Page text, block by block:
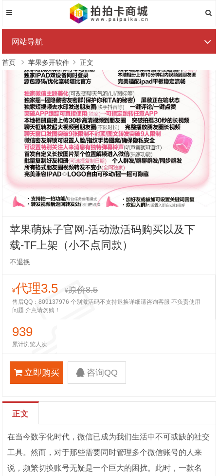
网站导航
首页 苹果多开软件 正文
苹果萌妹子官网-活动激活码购买以及下
载-TF上架（小不点同款）
不退换
¥代理3.5 ¥原价8.5
售后QQ：809137976 个别激活码不支持退换详细请咨询客服 不负责使用
问题 介意请勿购！
939
累计浏览人次
立即购买 咨询QQ
正文
在当今数字化时代，微信已成为我们生活中不可或缺的社交
工具。然而，对于那些需要同时管理多个微信账号的人来
说，频繁切换账号无疑是一个巨大的困扰。此时，一款名